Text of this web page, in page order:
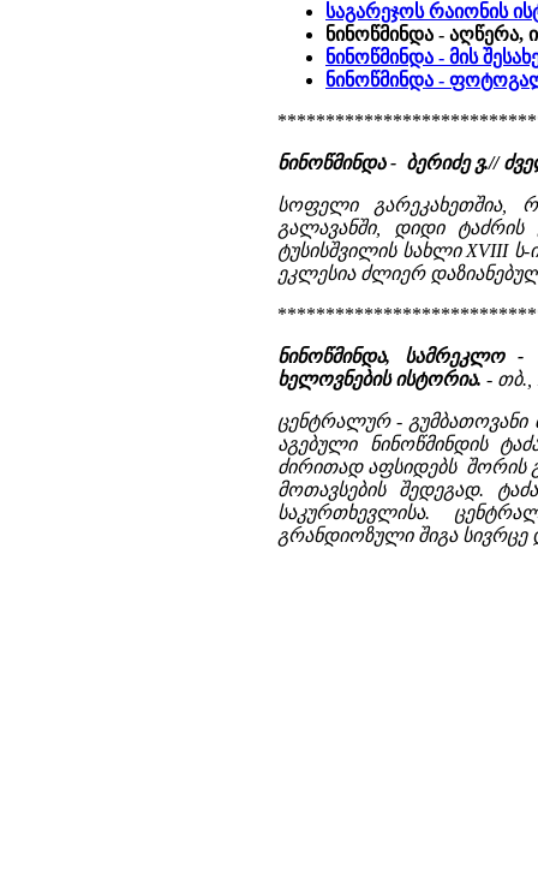
საგარეჯოს რაიონის
ნინოწმინდა - აღწერა,
ნინოწმინდა - მის
ნინოწმინდა -
ნინოწმინდა - ბერიძე ვ.//
სოფელი გარეკახეთშია,
გალავანში, დიდი
ტუსისშვილის სახლი XVIII ს-
ეკლესია ძლიერ
ნინოწმინდა, სამრეკლო
ხელოვნების ისტორია. - თბ.,
ცენტრალურ - გუმბათოვანი
აგებული ნინოწმინდის
ძირითად აფსიდებს შორის
მოთავსების შედეგად.
საკურთხევლისა.
გრანდიოზული შიგა